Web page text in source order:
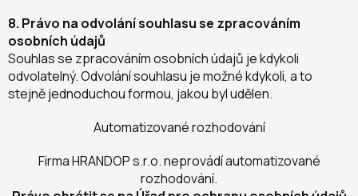
8. Právo na odvolání souhlasu se zpracováním
osobních údajů
Souhlas se zpracováním osobních údajů je kdykoli
odvolatelný. Odvolání souhlasu je možné kdykoli, a to
stejně jednoduchou formou, jakou byl udělen.
Automatizované rozhodování
Firma HRANDOP s.r.o. neprovádí automatizované
rozhodování.